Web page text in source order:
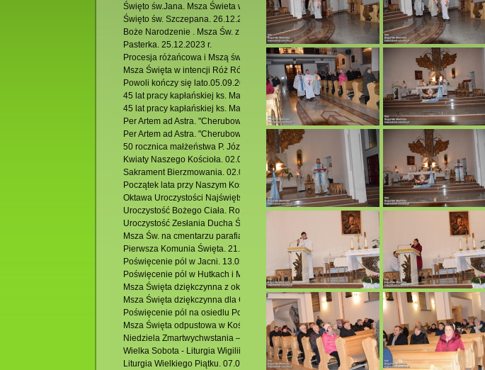
Święto św.Jana. Msza Świeta w kościele filialnym w Jacni. 27.12.2023 r.
Święto św. Szczepana. 26.12.2023 r.
Boże Narodzenie . Msza Św. z obrzędem przyjęcia do służby liturgicznej. 25.12.2023 r.
Pasterka. 25.12.2023 r.
Procesja różańcowa i Mszą św. w kościele filialnym w Potoczku. 29.10.2023 r.
Msza Święta w intencji Róż Różańcowych. 07.10.2022 r.
Powoli kończy się lato.05.09.2023 r.
45 lat pracy kapłańskiej ks. Marka Krzyżana. 27.08.2023 r. cz.1.
45 lat pracy kapłańskiej ks. Marka Krzyżana. 27.08.2023 r. cz.2.
Per Artem ad Astra. "Cherubowe fantazje" 22.08.2023 r. cz.1.
Per Artem ad Astra. "Cherubowe fantazje" 22.08.2023 r. cz.2.
50 rocznica małżeństwa P. Józefa i Janiny Z.
Kwiaty Naszego Kościoła. 02.07.2023 r.
Sakrament Bierzmowania. 02.07.2023 r.
Początek lata przy Naszym Kościele. VI. 2023 r.
Oktawa Uroczystości Najświętszego Ciała i Krwi Chrystusa. 15.06.2023 r.
Uroczystość Bożego Ciała. Rocznica I Komunii Świętej. 08.06.2023 r.
Uroczystość Zesłania Ducha Świętego - odpust. 28.05.2023 r.
Msza Św. na cmentarzu parafialnym w Krasnobrodzie przed odpustem Zesłania Ducha Św.
Pierwsza Komunia Święta. 21.05.2023 r.
Poświęcenie pól w Jacni. 13.05.2023 r.
Poświęcenie pól w Hutkach i Msza Święta.
Msza Święta dziękczynna z okazji imienin i 55 rocznicy urodzin Proboszcza Ks. Stanisława
Msza Święta dziękczynna dla Członków i Rodzin Kół Żywego Różańca z naszej parafii.
Poświęcenie pól na osiedlu Podzamek i Msza Święta. 01.05.2023 r.
Msza Święta odpustowa w Kościele pw. Miłosierdzia Bożego w Jacni. 16.04.2023 r.
Niedziela Zmartwychwstania – Rezurekcja. 09.04.2023 r.
Wielka Sobota - Liturgia Wigilii Paschalnej. 08.06.2023 r.
Liturgia Wielkiego Piątku. 07.04.2023 r.